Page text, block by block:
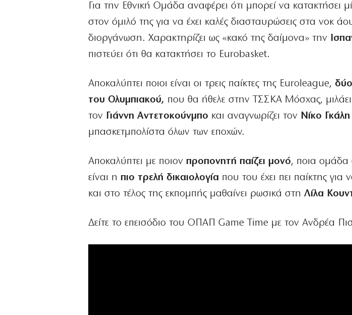
Για την Εθνική Ομάδα αναφέρει ότι μπορεί να κατακτήσει
στον όμιλό της για να έχει καλές διασταυρώσεις στα νοκ
διοργάνωση. Χαρακτηρίζει ως «κακό της δαίμονα» την
πιστεύει ότι θα κατακτήσει το Eurobasket.
Αποκαλύπτει ποιοι είναι οι τρεις παίκτες της Euroleague,
του Ολυμπιακού, που θα ήθελε στην ΤΣΣΚΑ Μόσχας, μιλάει
τον Γιάννη Αντετοκούνμπο και αναγνωρίζει τον Νίκο Γκάλη
μπασκετμπολίστα όλων των εποχών.
Αποκαλύπτει με ποιον προπονητή παίζει μονό, ποια ομάδα
είναι η πιο τρελή δικαιολογία που του έχει πει παίκτης
και στο τέλος της εκπομπής μαθαίνει ρωσικά στηΛίλα
Δείτε το επεισόδιο του ΟΠΑΠ Game Time με τον Ανδρέα